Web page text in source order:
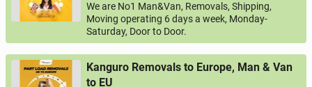
We are No1 Man&Van, Removals, Shipping,
Moving operating 6 days a week, Monday-
Saturday, Door to Door.
Kanguro Removals to Europe, Man & Van
to EU